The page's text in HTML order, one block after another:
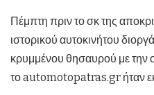
Πέμπτη πριν το σκ της
ιστορικού αυτοκινήτου
κρυμμένου θησαυρού με την
το automotopatras.gr ήταν